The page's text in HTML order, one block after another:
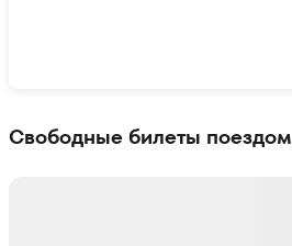
Свободные билеты поездом